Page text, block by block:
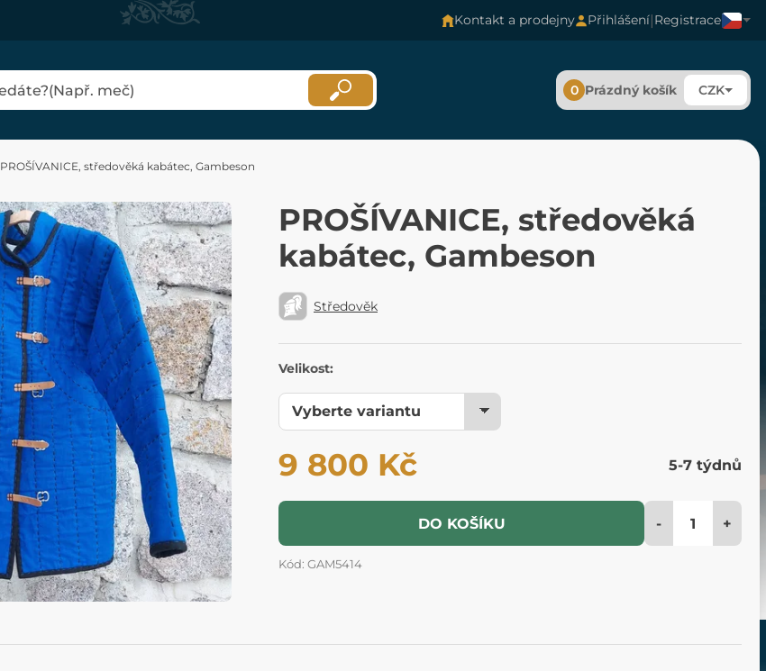
Kontakt a prodejny Přihlášení|Registrace
0 Prázdný košík CZK
PROŠÍVANICE, středověká kabátec, Gambeson
PROŠÍVANICE, středověká
kabátec, Gambeson
Středověk
Velikost:
9 800 Kč 5-7 týdnů
DO KOŠÍKU - +
Kód: GAM5414